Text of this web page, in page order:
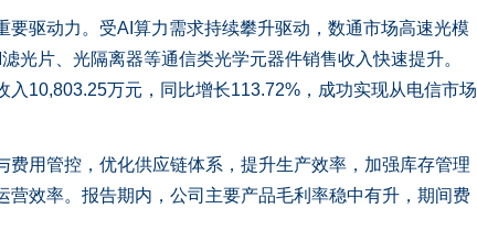
驱动力。受AI算力需求持续攀升驱动，数通市场高速光模
光片、光隔离器等通信类光学元器件销售收入快速提升。
10,803.25万元，同比增长113.72%，成功实现从电信市场
用管控，优化供应链体系，提升生产效率，加强库存管理
效率。报告期内，公司主要产品毛利率稳中有升，期间费